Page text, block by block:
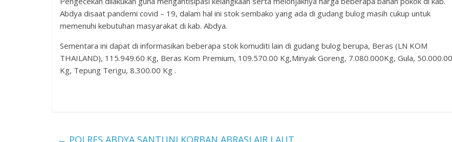
Abdya disaat pandemi covid – 19, dalam hal ini stok sembako yang ada di gudang bulog masih cukup untuk
memenuhi kebutuhan masyarakat di kab. Abdya.
Sementara ini dapat di informasikan beberapa stok komuditi lain di gudang bulog berupa, Beras (LN KOM
THAILAND), 115.949.60 Kg, Beras Kom Premium, 109.570.00 Kg,Minyak Goreng, 7.080.000Kg, Gula, 50.000.00
Kg, Tepung Terigu, 8.300.00 Kg .
← POLRES ABDYA SANTUNI KORBAN ABRASI AIR LAUT